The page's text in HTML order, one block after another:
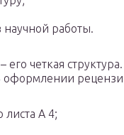
научной работы.
четкая
оформлении
А 4;